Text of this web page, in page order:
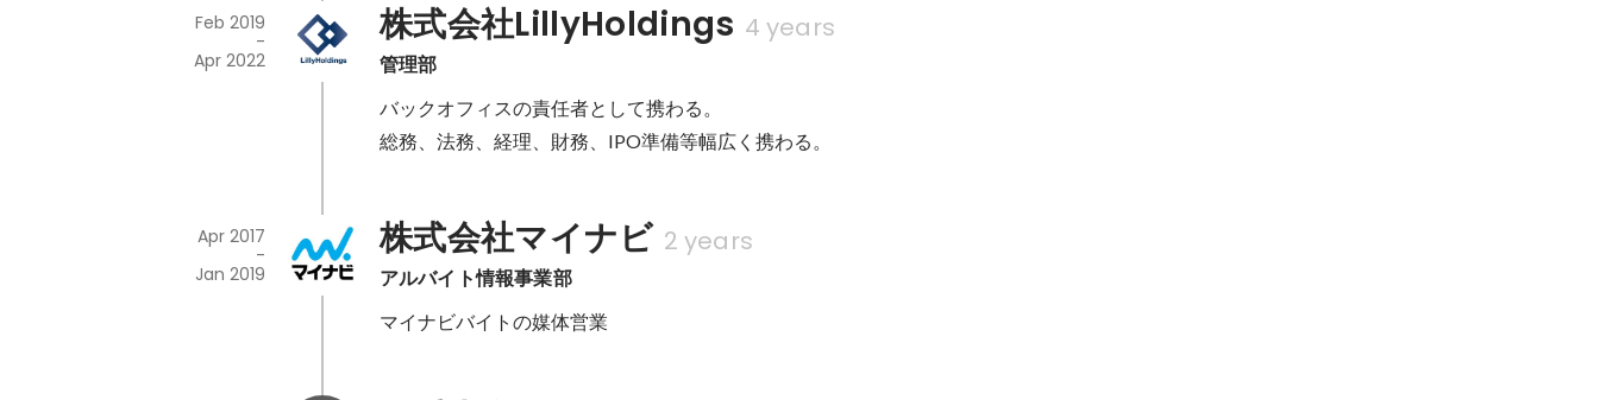
株式会社LillyHoldings 4 years
管理部
Feb 2019
-
Apr 2022
バックオフィスの責任者として携わる。
総務、法務、経理、財務、IPO準備等幅広く携わる。
株式会社マイナビ 2 years
アルバイト情報事業部
Apr 2017
-
Jan 2019
マイナビバイトの媒体営業